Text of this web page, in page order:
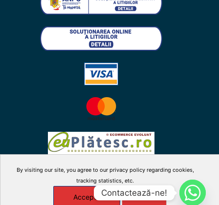
By visiting our site, you agree to our privacy policy regarding cookies,
tracking statistics, etc.
Accepta X
Manage cookies
instagramyoutube
Contactează-ne!